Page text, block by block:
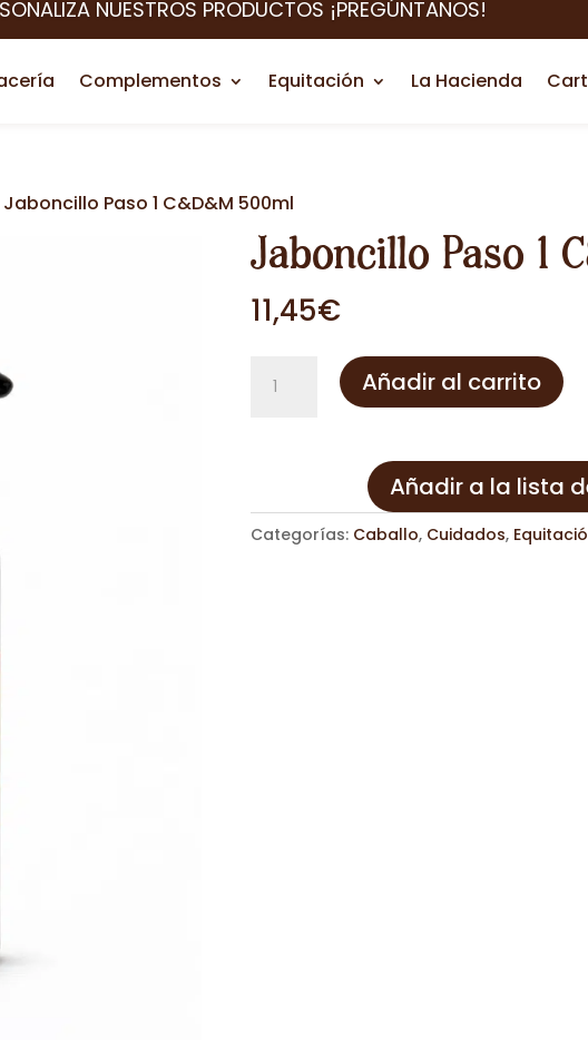
NUESTROS PRODUCTOS ¡PREGÚNTANOS!
Complementos Equitación La Hacienda
Paso 1 C&D&M 500ml
Jaboncillo Paso 1
11,45€
Jaboncillo
Paso
cantidad
Añadir al carrito
Añadir a la lista
Categorías: Caballo, Cuidados,